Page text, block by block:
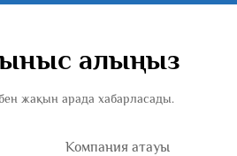
алыңыз
жақын арада хабарласады.
Компания атауы